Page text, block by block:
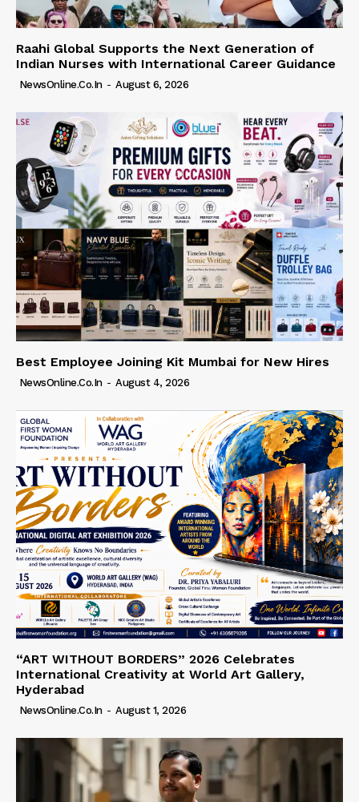
Raahi Global Supports the Next Generation of
Indian Nurses with International Career Guidance
NewsOnline.co.in - August 6, 2026
Best Employee Joining Kit Mumbai for New Hires
NewsOnline.co.in - August 4, 2026
“ART WITHOUT BORDERS” 2026 Celebrates
International Creativity at World Art Gallery,
Hyderabad
NewsOnline.co.in - August 1, 2026